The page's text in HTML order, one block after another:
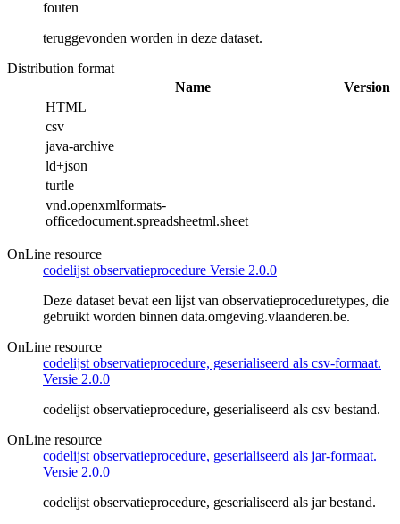
fouten
teruggevonden worden in deze dataset.
Distribution format
Name
Version
HTML
csv
java-archive
ld+json
turtle
vnd.openxmlformats-
officedocument.spreadsheetml.sheet
OnLine resource
codelijst observatieprocedure Versie 2.0.0
Deze dataset bevat een lijst van observatieproceduretypes, die
gebruikt worden binnen data.omgeving.vlaanderen.be.
OnLine resource
codelijst observatieprocedure, geserialiseerd als csv-formaat.
Versie 2.0.0
codelijst observatieprocedure, geserialiseerd als csv bestand.
OnLine resource
codelijst observatieprocedure, geserialiseerd als jar-formaat.
Versie 2.0.0
codelijst observatieprocedure, geserialiseerd als jar bestand.